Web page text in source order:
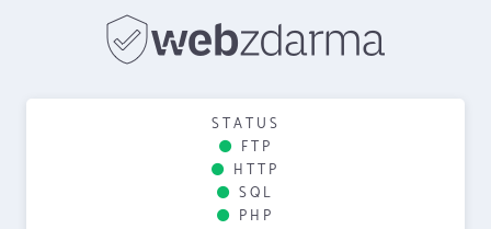
STATUS
FTP
HTTP
SQL
PHP